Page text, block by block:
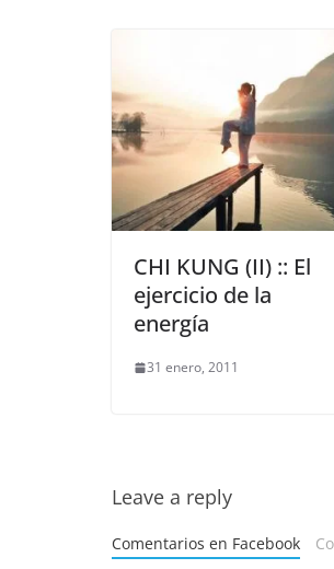
CHI KUNG (II) :: El
ejercicio de la
energía
31 enero, 2011
Leave a reply
Comentarios en Facebook